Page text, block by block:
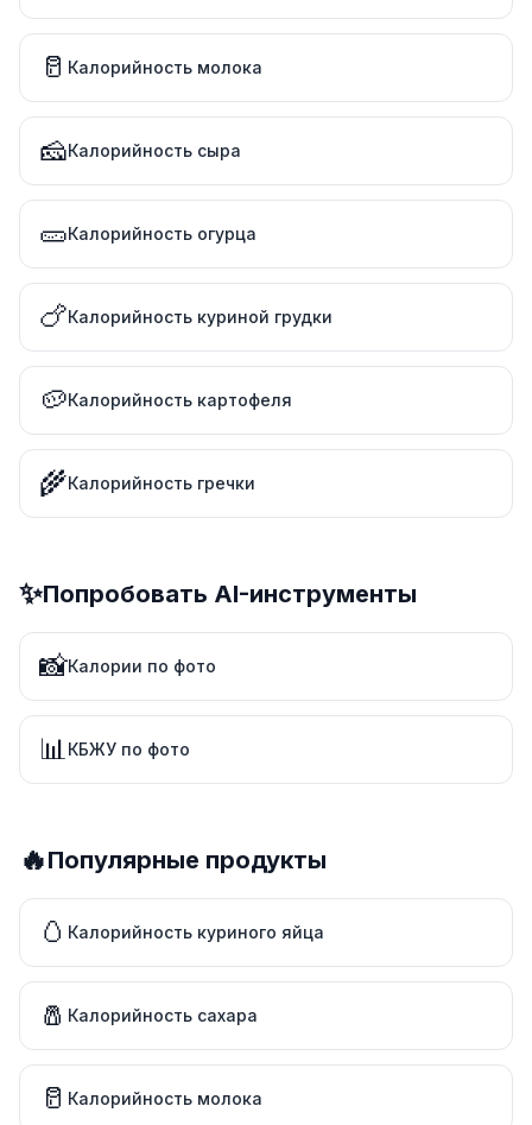
🥛 Калорийность молока
🧀Калорийность сыра
🥒Калорийность огурца
🍗Калорийность куриной грудки
🥔Калорийность картофеля
🌾Калорийность гречки
✨Попробовать AI-инструменты
📸Калории по фото
📊КБЖУ по фото
🔥Популярные продукты
🥚 Калорийность куриного яйца
🧂 Калорийность сахара
🥛 Калорийность молока